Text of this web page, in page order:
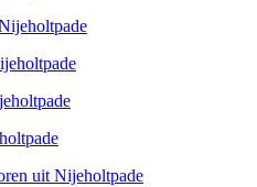
uit Nijeholtpade